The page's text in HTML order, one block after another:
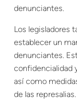
denunciantes.
Los legisladores
establecer un
denunciantes.
confidencialidad
así como
de las represalias.